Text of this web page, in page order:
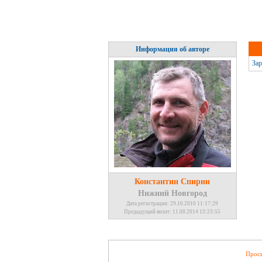
Информация об авторе
Константин Спирин
Нижний Новгород
Дата регистрации: 29.10.2010 11:17:29
Предыдущий визит: 11.08.2014 13:23:55